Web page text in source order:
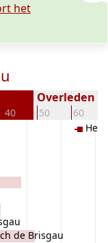
het
40 50 60
Overleden (
de Brisgau